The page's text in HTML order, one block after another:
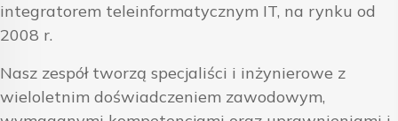
integratorem teleinformatycznym IT, na rynku od
2008 r.
Nasz zespół tworzą specjaliści i inżynierowe z
wieloletnim doświadczeniem zawodowym,